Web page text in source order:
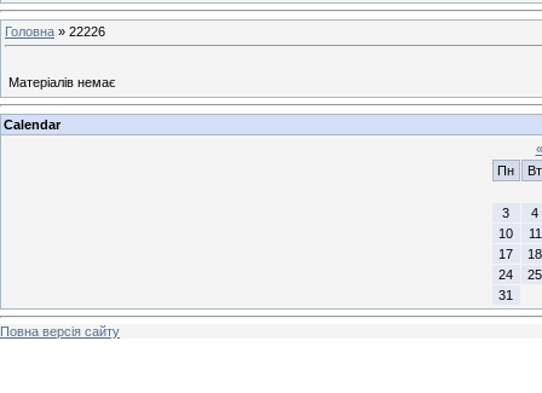
Головна » 22226
Матеріалів немає
Calendar
«
Пн
Вт
3
4
10
11
17
18
24
25
31
Повна версія сайту